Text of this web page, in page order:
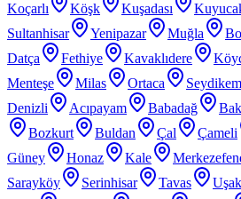
Koçarlı
Köşk Kuşadası
Sultanhisar
Yenipazar Muğla
Datça
Fethiye Kavaklıdere
Menteşe
Milas Ortaca
Denizli
Acıpayam Babadağ
Bozkurt
Buldan Çal Çameli
Güney
Honaz Kale
Sarayköy
Serinhisar Tavas Uşak